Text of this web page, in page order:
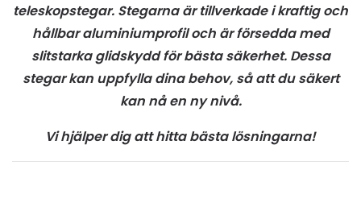
teleskopstegar. Stegarna är tillverkade i kraftig och
hållbar aluminiumprofil och är försedda med
slitstarka glidskydd för bästa säkerhet. Dessa
stegar kan uppfylla dina behov, så att du säkert
kan nå en ny nivå.
Vi hjälper dig att hitta bästa lösningarna!